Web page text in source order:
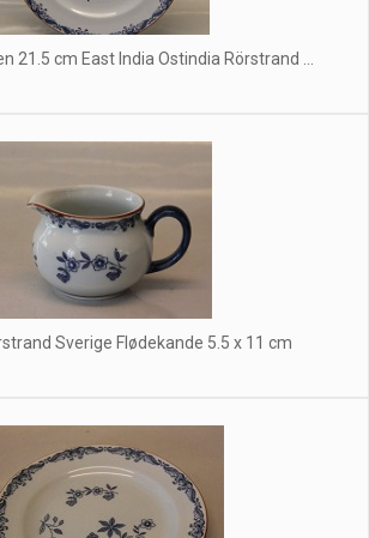
21.5 cm East India Ostindia Rörstrand ...
Sverige Flødekande 5.5 x 11 cm